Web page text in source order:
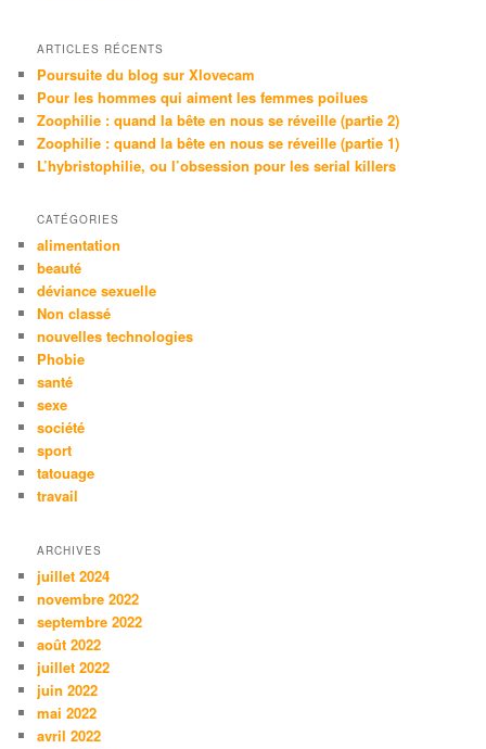
e
ARTICLES RÉCENTS
Poursuite du blog sur Xlovecam
Pour les hommes qui aiment les femmes poilues
Zoophilie : quand la bête en nous se réveille (partie 2)
Zoophilie : quand la bête en nous se réveille (partie 1)
L’hybristophilie, ou l’obsession pour les serial killers
CATÉGORIES
alimentation
beauté
déviance sexuelle
Non classé
nouvelles technologies
Phobie
santé
sexe
société
sport
tatouage
travail
ARCHIVES
juillet 2024
novembre 2022
septembre 2022
août 2022
juillet 2022
juin 2022
mai 2022
avril 2022